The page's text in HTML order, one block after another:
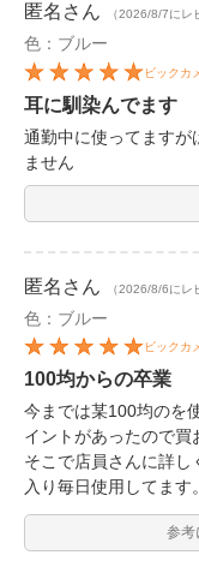
匿名 さん （2026/8/7にレ
色：ブルー
ビックカ
耳に馴染んでます
通勤中に使ってますが
ません
匿名 さん （2026/8/6にレ
色：ブルー
ビックカ
100均からの卒業
今までは某100均のを
イントがあったので買
そこで店員さんに詳し
入り毎日使用してます
参考